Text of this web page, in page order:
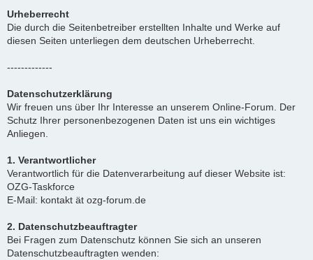
Urheberrecht
Die durch die Seitenbetreiber erstellten Inhalte und Werke auf
diesen Seiten unterliegen dem deutschen Urheberrecht.
-------------
Datenschutzerklärung
Wir freuen uns über Ihr Interesse an unserem Online-Forum. Der
Schutz Ihrer personenbezogenen Daten ist uns ein wichtiges
Anliegen.
1. Verantwortlicher
Verantwortlich für die Datenverarbeitung auf dieser Website ist:
OZG-Taskforce
E-Mail: kontakt ät ozg-forum.de
2. Datenschutzbeauftragter
Bei Fragen zum Datenschutz können Sie sich an unseren
Datenschutzbeauftragten wenden: